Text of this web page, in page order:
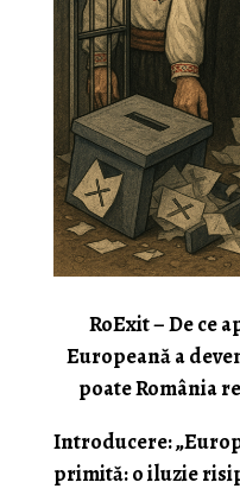
RoExit – De ce
Europeană a
poate România
Introducere:
primită: o iluzie